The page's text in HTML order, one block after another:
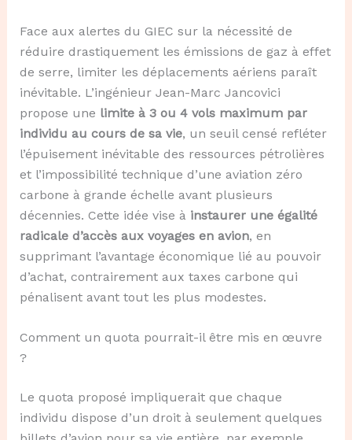
Face aux alertes du GIEC sur la nécessité de
réduire drastiquement les émissions de gaz à effet
de serre, limiter les déplacements aériens paraît
inévitable. L’ingénieur Jean-Marc Jancovici
propose une limite à 3 ou 4 vols maximum par
individu au cours de sa vie, un seuil censé refléter
l’épuisement inévitable des ressources pétrolières
et l’impossibilité technique d’une aviation zéro
carbone à grande échelle avant plusieurs
décennies. Cette idée vise à instaurer une égalité
radicale d’accès aux voyages en avion, en
supprimant l’avantage économique lié au pouvoir
d’achat, contrairement aux taxes carbone qui
pénalisent avant tout les plus modestes.
Comment un quota pourrait-il être mis en œuvre
?
Le quota proposé impliquerait que chaque
individu dispose d’un droit à seulement quelques